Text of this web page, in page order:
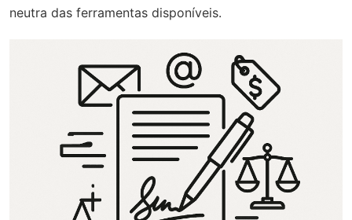
neutra das ferramentas disponíveis.